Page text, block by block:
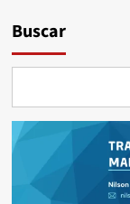
Buscar